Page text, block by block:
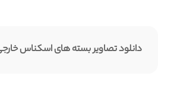
دانلود تصاویر بسته های اسکناس